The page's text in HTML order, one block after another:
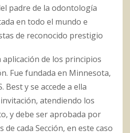
padre de la odontología
en todo el mundo e
de reconocido prestigio
de los principios
Fue fundada en Minnesota,
Best y se accede a ella
atendiendo los
y debe ser aprobada por
de cada Sección, en este caso